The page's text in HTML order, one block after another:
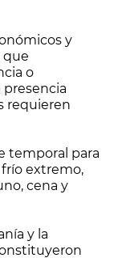
y
que
o
presencia
requieren
temporal para
extremo,
cena y
y la